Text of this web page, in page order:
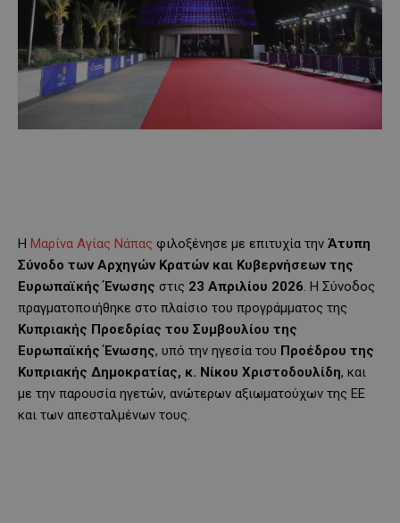
Η Μαρίνα Αγίας Νάπας φιλοξένησε με επιτυχία την Άτυπη
Σύνοδο των Αρχηγών Κρατών και Κυβερνήσεων της
Ευρωπαϊκής Ένωσης στις 23 Απριλίου 2026. Η Σύνοδος
πραγματοποιήθηκε στο πλαίσιο του προγράμματος της
Κυπριακής Προεδρίας του Συμβουλίου της
Ευρωπαϊκής Ένωσης, υπό την ηγεσία του Προέδρου της
Κυπριακής Δημοκρατίας, κ. Νίκου Χριστοδουλίδη, και
με την παρουσία ηγετών, ανώτερων αξιωματούχων της ΕΕ
και των απεσταλμένων τους.